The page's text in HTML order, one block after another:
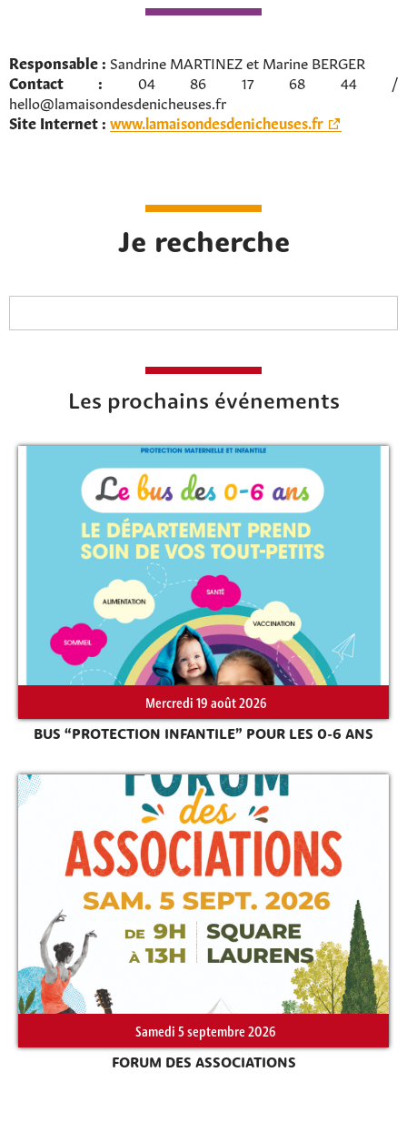
Responsable : Sandrine MARTINEZ et Marine BERGER
Contact : 04 86 17 68 44 /
hello@lamaisondesdenicheuses.fr
Site Internet : www.lamaisondesdenicheuses.fr
Je recherche
Les prochains événements
Mercredi 19 août 2026
BUS “PROTECTION INFANTILE” POUR LES 0-6 ANS
Samedi 5 septembre 2026
FORUM DES ASSOCIATIONS